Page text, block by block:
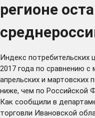
регионе
Индекс потребительских
2017 года по сравнению с
апрельских и мартовских
ниже, чем по Российской
Как сообщили в
торговли Ивановской